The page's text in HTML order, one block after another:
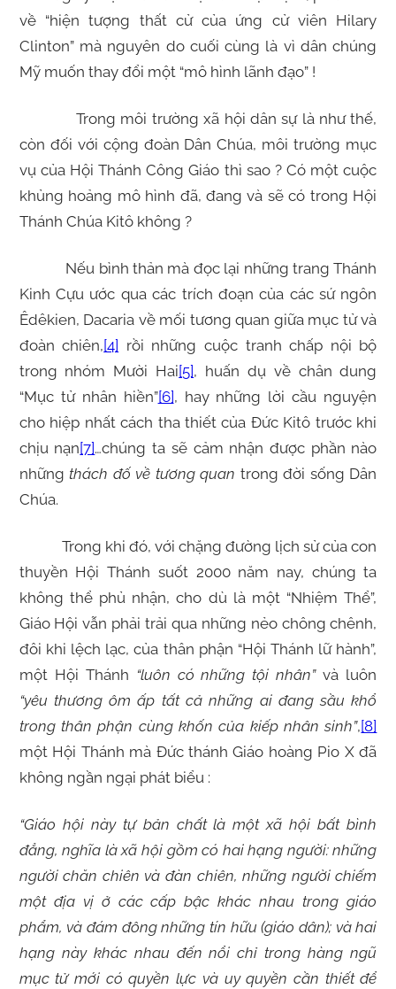
về “hiện tượng thất cử của ứng cử viên Hilary
Clinton” mà nguyên do cuối cùng là vì dân chúng
Mỹ muốn thay đổi một “mô hình lãnh đạo” !
Trong môi trường xã hội dân sự là như thế,
còn đối với cộng đoàn Dân Chúa, môi trường mục
vụ của Hội Thánh Công Giáo thì sao ? Có một cuộc
khủng hoảng mô hình đã, đang và sẽ có trong Hội
Thánh Chúa Kitô không ?
Nếu bình thản mà đọc lại những trang Thánh
Kinh Cựu ước qua các trích đoạn của các sứ ngôn
Êdêkien, Dacaria về mối tương quan giữa mục tử và
đoàn chiên,[4] rồi những cuộc tranh chấp nội bộ
trong nhóm Mười Hai[5], huấn dụ về chân dung
“Mục tử nhân hiền”[6], hay những lời cầu nguyện
cho hiệp nhất cách tha thiết của Đức Kitô trước khi
chịu nạn[7]…chúng ta sẽ cảm nhận được phần nào
nhữngthách đố về tương quan trong đời sống Dân
Chúa.
Trong khi đó, với chặng đường lịch sử của con
thuyền Hội Thánh suốt 2000 năm nay, chúng ta
không thể phủ nhận, cho dù là một “Nhiệm Thể”,
Giáo Hội vẫn phải trải qua những nẻo chông chênh,
đôi khi lệch lạc, của thân phận “Hội Thánh lữ hành”,
một Hội Thánh “luôn có những tội nhân”và luôn
“yêu thương ôm ấp tất cả những ai đang sầu khổ
trong thân phận cùng khốn của kiếp nhân sinh”,[8]
một Hội Thánh mà Đức thánh Giáo hoàng Pio X đã
không ngần ngại phát biểu :
“Giáo hội này tự bản chất là một xã hội bất bình
đẳng, nghĩa là xã hội gồm có hai hạng người: những
người chăn chiên và đàn chiên, những người chiếm
một địa vị ở các cấp bậc khác nhau trong giáo
phẩm, và đám đông những tín hữu (giáo dân); và hai
hạng này khác nhau đến nổi chỉ trong hàng ngũ
mục tử mới có quyền lực và uy quyền cần thiết để